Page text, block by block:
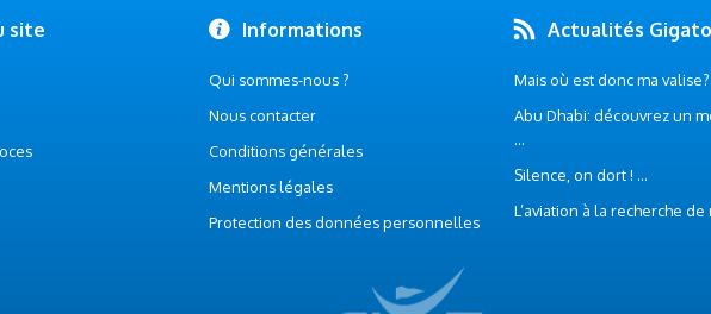
site Informations
Qui sommes-nous ?
Nous contacter
Conditions générales
Mentions légales
Protection des données personnelles
Actualités
Mais où est donc ma valise?
Abu Dhabi: découvrez un
...
Silence, on dort ! ...
L’aviation à la recherche